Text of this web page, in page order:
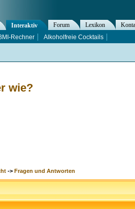
wie?
-> Fragen und Antworten
Interaktiv Forum Lexikon
Rechner Alkoholfreie Cocktails